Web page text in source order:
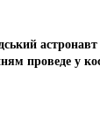
астронавт
проведе у